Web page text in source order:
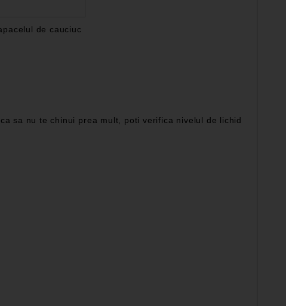
de cauciuc
sa nu te chinui prea mult, poti verifica nivelul de lichid